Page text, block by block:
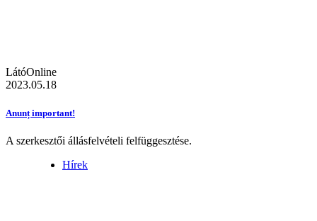
LátóOnline
2023.05.18
Anunț important!
A szerkesztői állásfelvételi felfüggesztése.
Hírek